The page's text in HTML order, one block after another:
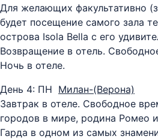
Для желающих факультативно
будет посещение самого зала
острова Isola Bella с его
Возвращение в отель.
Ночь в отеле.
День 4: ПН Милан-(Верона)
Завтрак в отеле. Свободное
городов в мире, родина Ромео
Гарда в одном из самых